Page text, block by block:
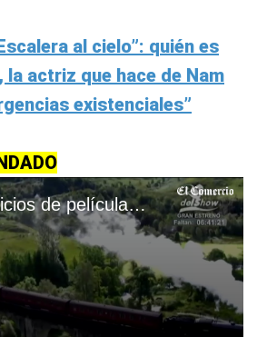
al cielo”: quién es
la actriz que hace de Nam
existenciales”
Escenarios ficticios de películas que sí existen en verdad